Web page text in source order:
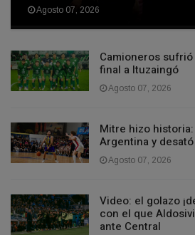
Agosto 07, 2026
Camioneros
final a Ituzaingó
Agosto 07, 2026
Mitre hizo
Argentina y
Agosto 07, 2026
Video: el golazo
con el que
ante Central